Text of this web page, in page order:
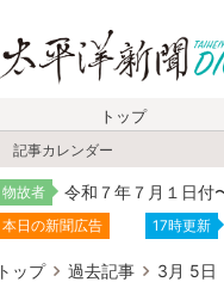
トップ
記事カレンダー
物故者 令和７年７月１日付
本日の新聞広告 17時更新
トップ 過去記事
3月 5日